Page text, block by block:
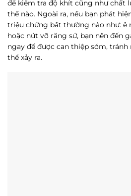
để kiểm tra độ khít cũng như chất
thế nào. Ngoài ra, nếu bạn phát
triệu chứng bất thường nào như: ê
hoặc nứt vỡ răng sứ, bạn nên đến
ngay để được can thiệp sớm,
thể xảy ra.